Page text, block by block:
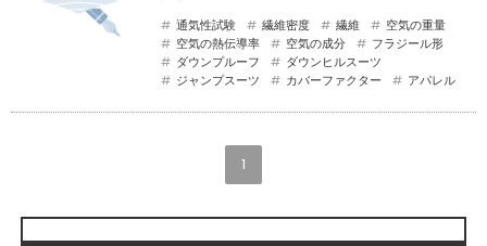
通気性試験 繊維密度 繊維
空気の重量
空気の熱伝導率
空気の成分
フラジール形
ダウンプルーフ
ダウンヒルスーツ
ジャンプスーツ
カバーファクター アパレル
1